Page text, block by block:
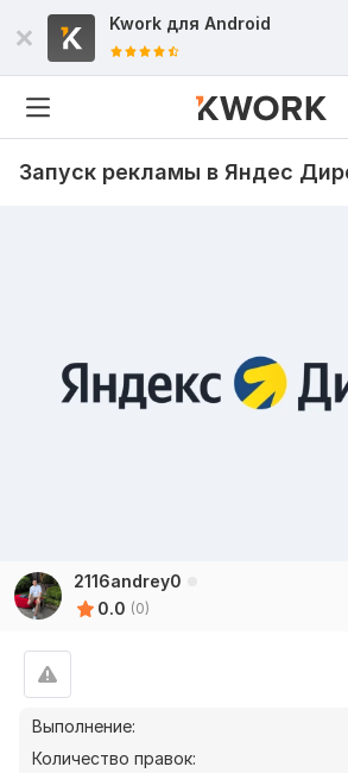
Kwork для Android
Запуск рекламы в Яндес
2116andrey0
0.0 (0)
Выполнение:
Количество правок: